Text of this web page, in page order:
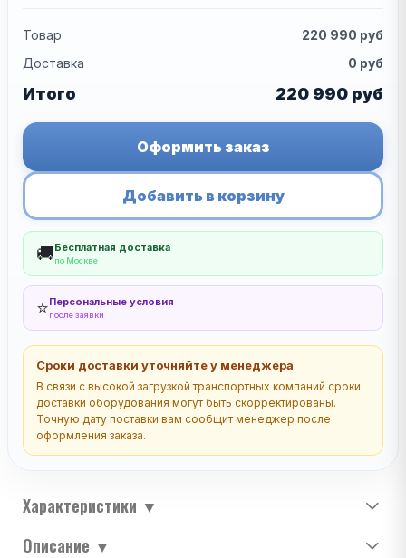
Товар 220 990 руб
Доставка
0 руб
Итого 220 990 руб
Оформить заказ
Добавить в корзину
🚚Бесплатная доставка
по Москве
⭐Персональные условия
после заявки
Сроки доставки уточняйте у менеджера
В связи с высокой загрузкой транспортных компаний сроки
доставки оборудования могут быть скорректированы.
Точную дату поставки вам сообщит менеджер после
оформления заказа.
Характеристики ▼
Описание ▼